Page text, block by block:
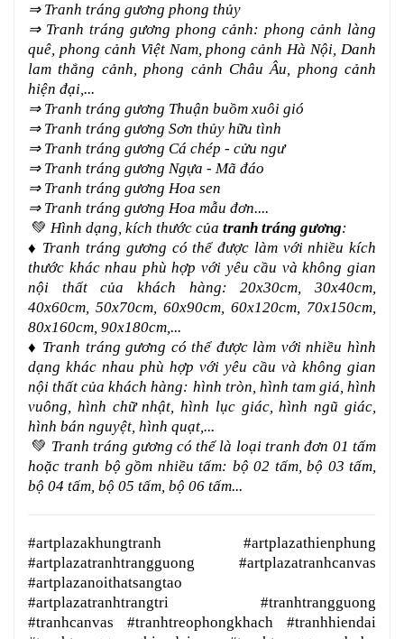
⇒ Tranh tráng gương phong thủy
⇒ Tranh tráng gương phong cảnh: phong cảnh làng
quê, phong cảnh Việt Nam, phong cảnh Hà Nội, Danh
lam thắng cảnh, phong cảnh Châu Âu, phong cảnh
hiện đại,...
⇒ Tranh tráng gương Thuận buồm xuôi gió
⇒ Tranh tráng gương Sơn thủy hữu tình
⇒ Tranh tráng gương Cá chép - cửu ngư
⇒ Tranh tráng gương Ngựa - Mã đáo
⇒ Tranh tráng gương Hoa sen
⇒ Tranh tráng gương Hoa mẫu đơn....
💚 Hình dạng, kích thước của tranh tráng gương:
♦ Tranh tráng gương có thể được làm với nhiều kích
thước khác nhau phù hợp với yêu cầu và không gian
nội thất của khách hàng: 20x30cm, 30x40cm,
40x60cm, 50x70cm, 60x90cm, 60x120cm, 70x150cm,
80x160cm, 90x180cm,...
♦ Tranh tráng gương có thể được làm với nhiều hình
dạng khác nhau phù hợp với yêu cầu và không gian
nội thất của khách hàng: hình tròn, hình tam giá, hình
vuông, hình chữ nhật, hình lục giác, hình ngũ giác,
hình bán nguyệt, hình quạt,...
💚 Tranh tráng gương có thể là loại tranh đơn 01 tấm
hoặc tranh bộ gồm nhiều tấm: bộ 02 tấm, bộ 03 tấm,
bộ 04 tấm, bộ 05 tấm, bộ 06 tấm...
#artplazakhungtranh #artplazathienphung
#artplazatranhtrangguong #artplazatranhcanvas
#artplazanoithatsangtao
#artplazatranhtrangtri #tranhtrangguong
#tranhcanvas #tranhtreophongkhach #tranhhiendai